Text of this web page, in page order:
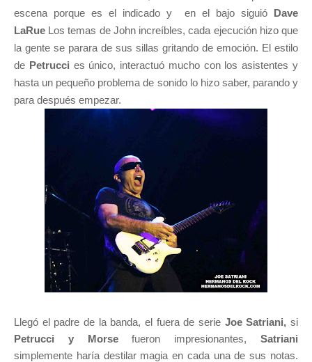
escena porque es el indicado y en el bajo siguió Dave
LaRue Los temas de John increíbles, cada ejecución hizo que
la gente se parara de sus sillas gritando de emoción. El estilo
de Petrucci es único, interactuó mucho con los asistentes y
hasta un pequeño problema de sonido lo hizo saber, parando y
para después empezar.
Llegó el padre de la banda, el fuera de serie Joe Satriani, si
Petrucci y Morsefueron impresionantes,Satriani
simplemente haría destilar magia en cada una de sus notas.